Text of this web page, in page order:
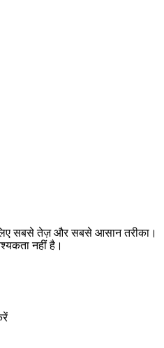
सबसे तेज़ और सबसे आसान तरीका।
नहीं है।